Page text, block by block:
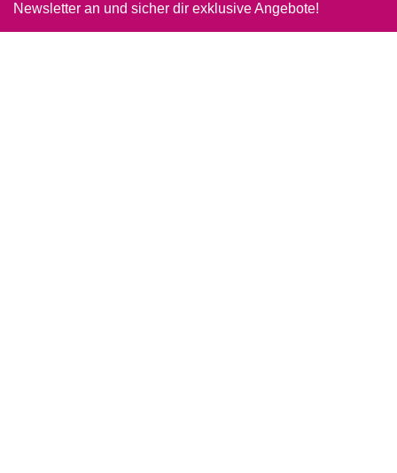
Newsletter an und sicher dir exklusive Angebote!